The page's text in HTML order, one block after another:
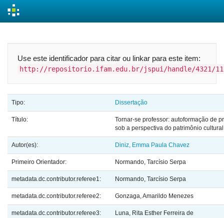
Use este identificador para citar ou linkar para este item:
http://repositorio.ifam.edu.br/jspui/handle/4321/
Tipo: Dissertação
Título:
Tornar-se professor: autoformação de
sob a perspectiva do patrimônio
Autor(es): Diniz, Emma Paula Chavez
Primeiro Orientador: Normando, Tarcísio Serpa
metadata.dc.contributor.referee1: Normando, Tarcísio Serpa
metadata.dc.contributor.referee2: Gonzaga, Amarildo Menezes
metadata.dc.contributor.referee3: Luna, Rita Esther Ferreira de